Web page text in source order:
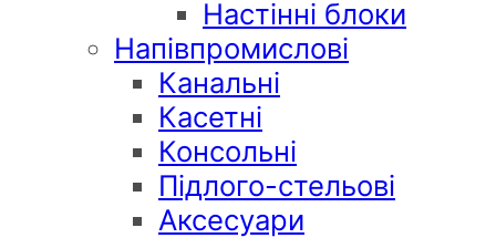
Настінні блоки
Напівпромислові
Канальні
Касетні
Консольні
Підлого-стельові
Аксесуари